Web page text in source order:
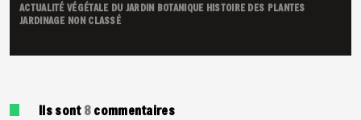
ACTUALITÉ VÉGÉTALE DU JARDIN BOTANIQUE HISTOIRE DES PLANTES
JARDINAGE NON CLASSÉ
Ils sont8commentaires